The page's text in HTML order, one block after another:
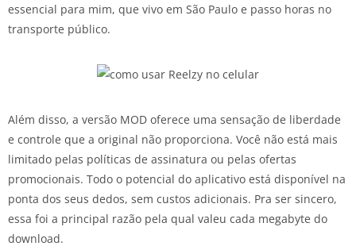
essencial para mim, que vivo em São Paulo e passo horas no
transporte público.
Além disso, a versão MOD oferece uma sensação de liberdade
e controle que a original não proporciona. Você não está mais
limitado pelas políticas de assinatura ou pelas ofertas
promocionais. Todo o potencial do aplicativo está disponível na
ponta dos seus dedos, sem custos adicionais. Pra ser sincero,
essa foi a principal razão pela qual valeu cada megabyte do
download.